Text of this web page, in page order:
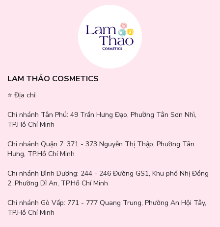
Máy Sấy Tóc Flyco (FH1622VN): Chế Độ Sấy Lạnh Bảo Vệ Tóc
với công suất lớn 1800W giúp sấy khô tóc nhanh.
LAM THẢO COSMETICS
⭐️ Địa chỉ:
Chi nhánh Tân Phú: 49 Trần Hưng Đạo, Phường Tân Sơn Nhì,
TP.Hồ Chí Minh
Chi nhánh Quận 7: 371 - 373 Nguyễn Thị Thập, Phường Tân
Hưng, TP.Hồ Chí Minh
Chi nhánh Bình Dương: 244 - 246 Đường GS1, Khu phố Nhị Đồng
2, Phường Dĩ An, TP.Hồ Chí Minh
Chi nhánh Gò Vấp: 771 - 777 Quang Trung, Phường An Hội Tây,
TP.Hồ Chí Minh